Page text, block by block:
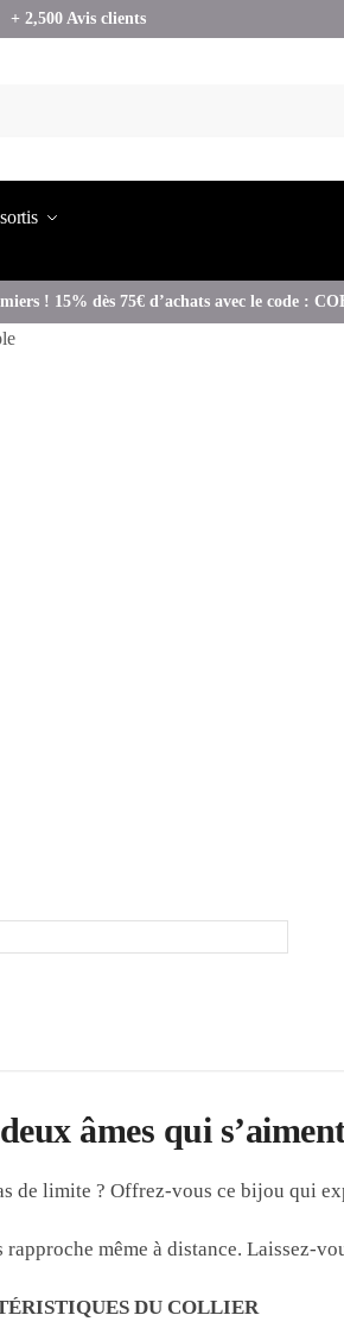
+ 2,500 Avis clients
! 15% dès 75€ d’achats avec le code :
âmes qui
de limite ? Offrez-vous ce bijou qui
même à distance. Laissez-
DU COLLIER